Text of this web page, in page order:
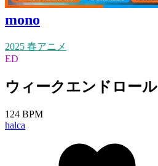
mono
2025 春アニメ
ED
ウィークエンドロール
124 BPM
halca